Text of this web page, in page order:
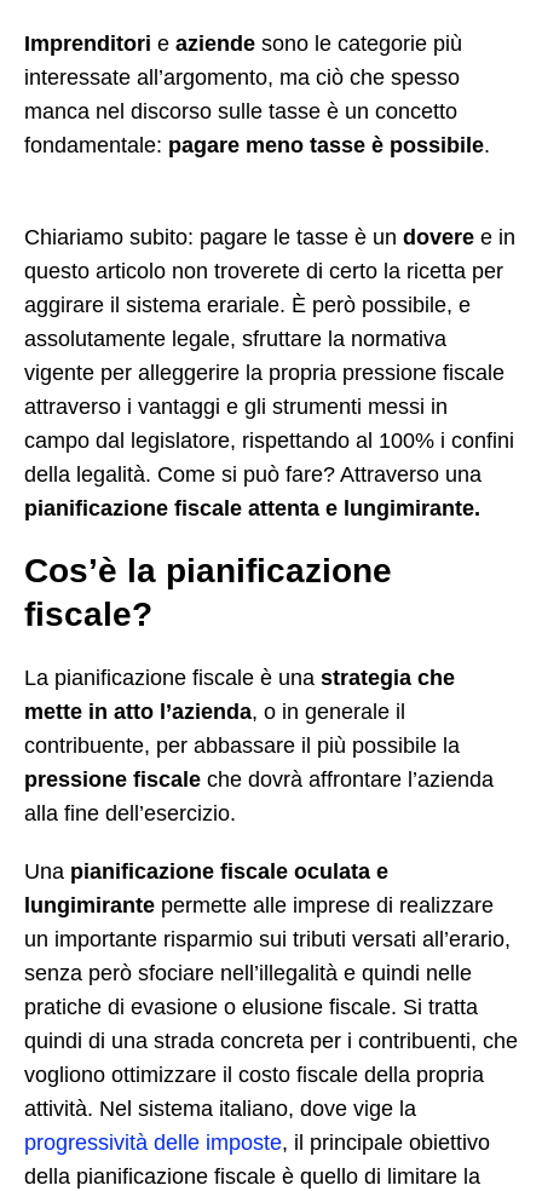
Imprenditori e aziende sono le categorie più
interessate all’argomento, ma ciò che spesso
manca nel discorso sulle tasse è un concetto
fondamentale: pagare meno tasse è possibile.
Chiariamo subito: pagare le tasse è un dovere e in
questo articolo non troverete di certo la ricetta per
aggirare il sistema erariale. È però possibile, e
assolutamente legale, sfruttare la normativa
vigente per alleggerire la propria pressione fiscale
attraverso i vantaggi e gli strumenti messi in
campo dal legislatore, rispettando al 100% i confini
della legalità. Come si può fare? Attraverso una
pianificazione fiscale attenta e lungimirante.
Cos’è la pianificazione
fiscale?
La pianificazione fiscale è una strategia che
mette in atto l’azienda, o in generale il
contribuente, per abbassare il più possibile la
pressione fiscale che dovrà affrontare l’azienda
alla fine dell’esercizio.
Una pianificazione fiscale oculata e
lungimirante permette alle imprese di realizzare
un importante risparmio sui tributi versati all’erario,
senza però sfociare nell’illegalità e quindi nelle
pratiche di evasione o elusione fiscale. Si tratta
quindi di una strada concreta per i contribuenti, che
vogliono ottimizzare il costo fiscale della propria
attività. Nel sistema italiano, dove vige la
progressività delle imposte, il principale obiettivo
della pianificazione fiscale è quello di limitare la